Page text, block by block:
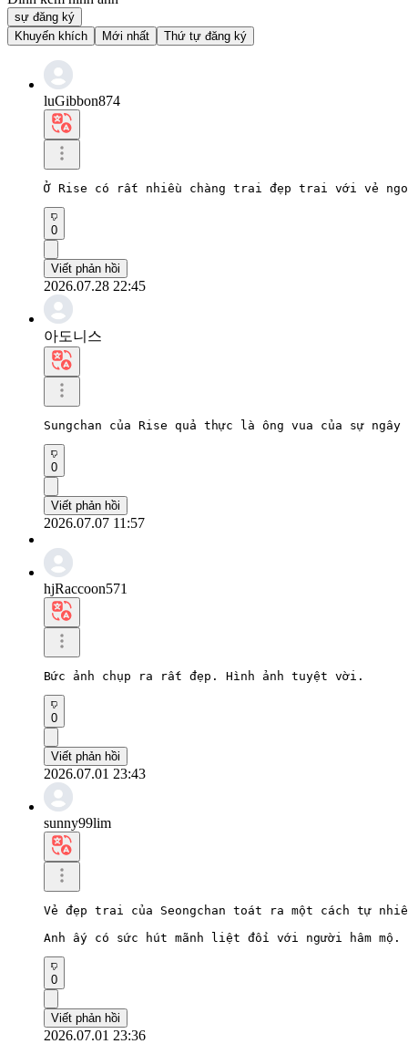
sự đăng ký
Khuyến khích
Mới nhất Thứ tự đăng ký
luGibbon874
Ở Rise có rất nhiều chàng trai đẹp trai với vẻ
0
Viết phản hồi
2026.07.28 22:45
아도니스
Sungchan của Rise quả thực là ông vua của sự
0
Viết phản hồi
2026.07.07 11:57
hjRaccoon571
Bức ảnh chụp ra rất đẹp. Hình ảnh tuyệt vời.
0
Viết phản hồi
2026.07.01 23:43
sunny99lim
Vẻ đẹp trai của Seongchan toát ra một cách tự
Anh ấy có sức hút mãnh liệt đối với người hâm mộ.
0
Viết phản hồi
2026.07.01 23:36